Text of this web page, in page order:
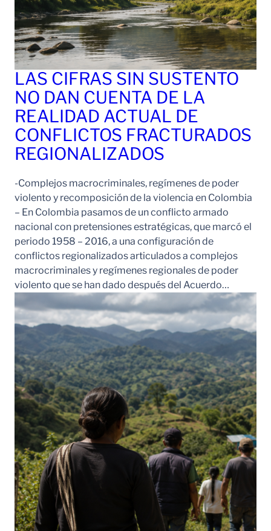
LAS CIFRAS SIN SUSTENTO
NO DAN CUENTA DE LA
REALIDAD ACTUAL DE
CONFLICTOS FRACTURADOS
REGIONALIZADOS
-Complejos macrocriminales, regímenes de poder
violento y recomposición de la violencia en Colombia
– En Colombia pasamos de un conflicto armado
nacional con pretensiones estratégicas, que marcó el
periodo 1958 – 2016, a una configuración de
conflictos regionalizados articulados a complejos
macrocriminales y regímenes regionales de poder
violento que se han dado después del Acuerdo…